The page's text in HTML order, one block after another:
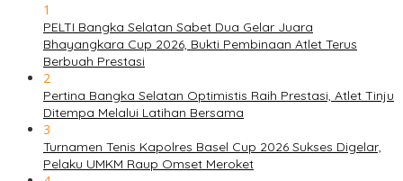
1
PELTI Bangka Selatan Sabet Dua Gelar Juara
Bhayangkara Cup 2026, Bukti Pembinaan Atlet Terus
Berbuah Prestasi
2
Pertina Bangka Selatan Optimistis Raih Prestasi, Atlet Tinju
Ditempa Melalui Latihan Bersama
3
Turnamen Tenis Kapolres Basel Cup 2026 Sukses Digelar,
Pelaku UMKM Raup Omset Meroket